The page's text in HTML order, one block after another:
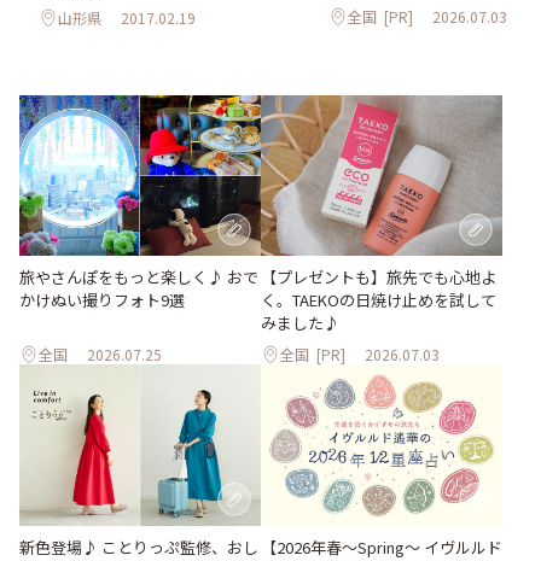
山形県 2017.02.19 全国 [PR] 2026.07.03
旅やさんぽをもっと楽しく♪ おで
かけぬい撮りフォト9選
全国 2026.07.25
【プレゼントも】旅先でも心地よ
く。TAEKOの日焼け止めを試して
みました♪
全国 [PR] 2026.07.03
新色登場♪ ことりっぷ監修、おし 【2026年春～Spring～ イヴルルド